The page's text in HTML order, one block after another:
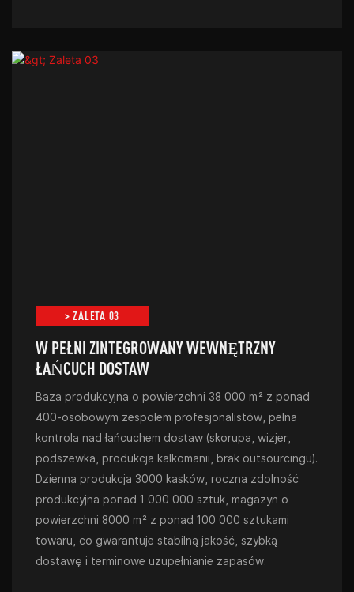
> ZALETA 03
W PEŁNI ZINTEGROWANY WEWNĘTRZNY
ŁAŃCUCH DOSTAW
Baza produkcyjna o powierzchni 38 000 m² z ponad
400-osobowym zespołem profesjonalistów, pełna
kontrola nad łańcuchem dostaw (skorupa, wizjer,
podszewka, produkcja kalkomanii, brak outsourcingu).
Dzienna produkcja 3000 kasków, roczna zdolność
produkcyjna ponad 1 000 000 sztuk, magazyn o
powierzchni 8000 m² z ponad 100 000 sztukami
towaru, co gwarantuje stabilną jakość, szybką
dostawę i terminowe uzupełnianie zapasów.